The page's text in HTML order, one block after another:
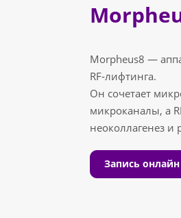
Morpheus8 —
RF‑лифтинга.
Он сочетает
микроканалы, а
неоколлагенез
Запись онлайн